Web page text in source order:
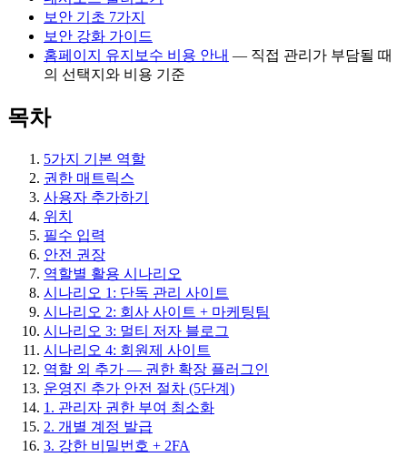
보안 기초 7가지
보안 강화 가이드
홈페이지 유지보수 비용 안내 — 직접 관리가 부담될 때
의 선택지와 비용 기준
목차
5가지 기본 역할
권한 매트릭스
사용자 추가하기
위치
필수 입력
안전 권장
역할별 활용 시나리오
시나리오 1: 단독 관리 사이트
시나리오 2: 회사 사이트 + 마케팅팀
시나리오 3: 멀티 저자 블로그
시나리오 4: 회원제 사이트
역할 외 추가 — 권한 확장 플러그인
운영진 추가 안전 절차 (5단계)
1. 관리자 권한 부여 최소화
2. 개별 계정 발급
3. 강한 비밀번호 + 2FA